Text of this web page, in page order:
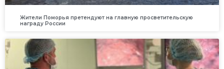
Жители Поморья претендуют на главную просветительскую
награду России